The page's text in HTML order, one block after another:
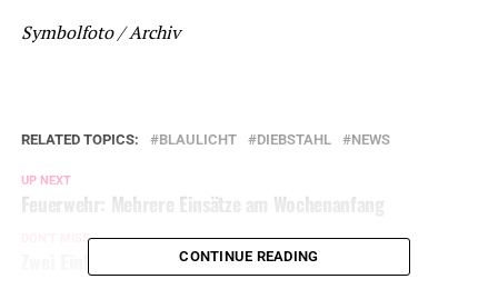
Symbolfoto / Archiv
RELATED TOPICS: BLAULICHT DIEBSTAHL NEWS
UP NEXT
Feuerwehr: Mehrere Einsätze am Wochenanfang
DON'T MISS
Zwei Einbrüche in einer NachtCONTINUE READING